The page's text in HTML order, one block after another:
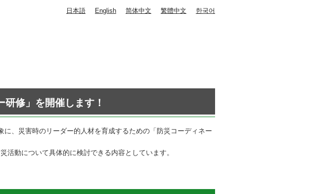
日本語 English 简体中文 繁體中文 한국어
修」を開催します！
、災害時のリーダー的人材を育成するための「防災コーディネー
動について具体的に検討できる内容としています。